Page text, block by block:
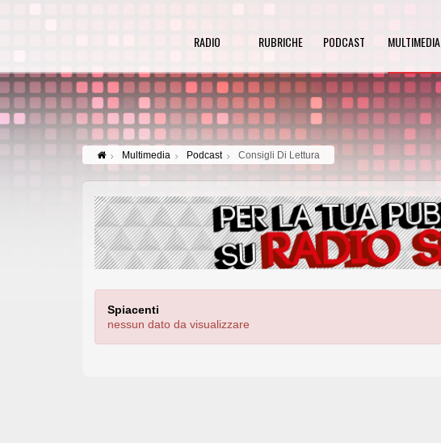
RADIO RUBRICHE PODCAST MULTIMEDIA
Multimedia Podcast Consigli Di Lettura
Spiacenti
nessun dato da visualizzare